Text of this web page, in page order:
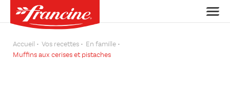
Accueil Vos recettes
En famille
Muffins aux cerises et pistaches